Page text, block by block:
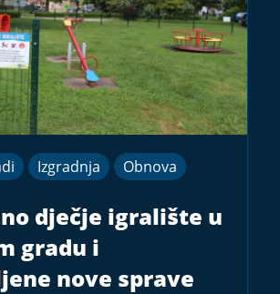
Izgradnja Obnova
dječje igralište u
gradu i
nove sprave